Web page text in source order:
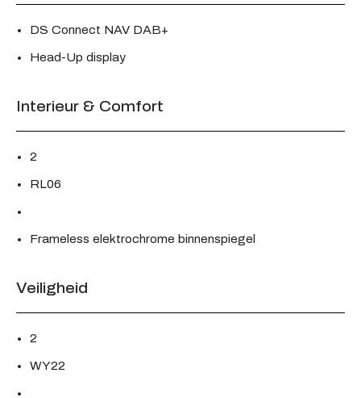
DS Connect NAV DAB+
Head-Up display
Interieur & Comfort
2
RL06
Frameless elektrochrome binnenspiegel
Veiligheid
2
WY22